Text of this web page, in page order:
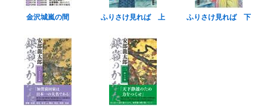
金沢城嵐の間 ふりさけ見れば 上 ふりさけ見れば 下